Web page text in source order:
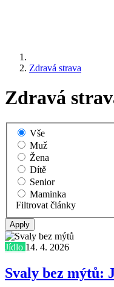
Zdravá strava
Zdravá
Vše
Muž
Žena
Dítě
Senior
Maminka
Filtrovat články
Jídlo 14. 4. 2026
Svaly bez mýtů: